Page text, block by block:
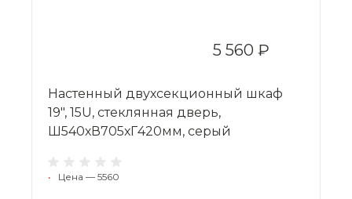
5 560 ₽
Настенный двухсекционный шкаф
19", 15U, стеклянная дверь,
Ш540хВ705хГ420мм, серый
• Цена — 5560